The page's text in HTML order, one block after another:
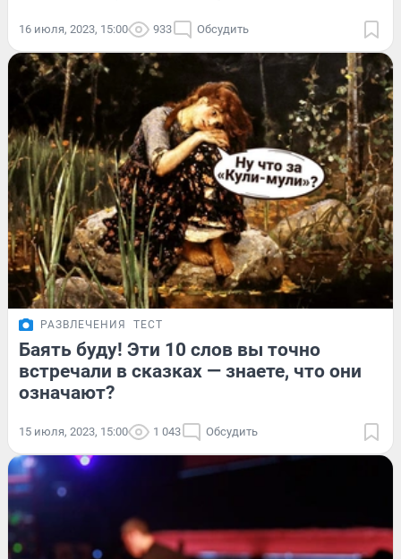
16 июля, 2023, 15:00 933 Обсудить
РАЗВЛЕЧЕНИЯ ТЕСТ
Баять буду! Эти 10 слов вы точно
встречали в сказках — знаете, что они
означают?
15 июля, 2023, 15:00 1 043 Обсудить